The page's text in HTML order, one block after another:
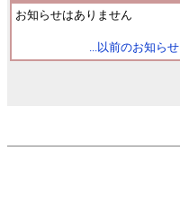
お知らせはありません
...以前のお知らせ